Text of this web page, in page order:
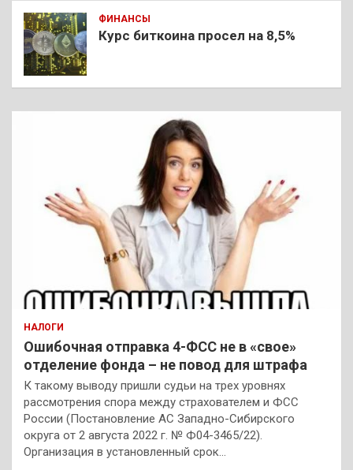
ФИНАНСЫ
Курс биткоина просел на 8,5%
НАЛОГИ
Ошибочная отправка 4-ФСС не в «свое»
отделение фонда – не повод для штрафа
К такому выводу пришли судьи на трех уровнях
рассмотрения спора между страхователем и ФСС
России (Постановление АС Западно-Сибирского
округа от 2 августа 2022 г. № Ф04-3465/22).
Организация в установленный срок…